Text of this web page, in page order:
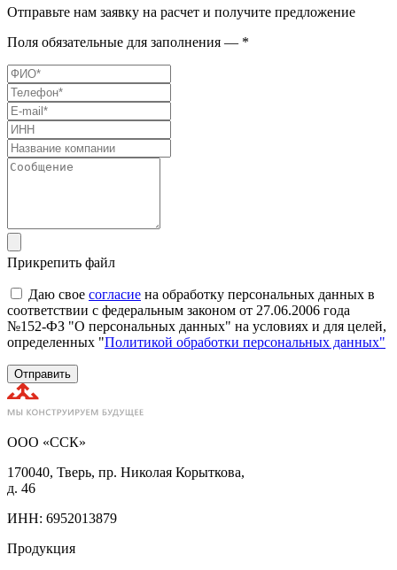
Отправьте нам заявку на расчет и получите предложение
Поля обязательные для заполнения — *
Прикрепить файл
Даю свое согласие на обработку персональных данных в
соответствии с федеральным законом от 27.06.2006 года
№152-ФЗ "О персональных данных" на условиях и для целей,
определенных "Политикой обработки персональных данных"
Отправить
ООО «ССК»
170040, Тверь, пр. Николая Корыткова,
д. 46
ИНН: 6952013879
Продукция